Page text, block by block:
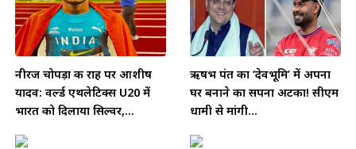
नीरज चोपड़ा की राह पर आशीष
यादव: वर्ल्ड एथलेटिक्स U20 में
भारत को दिलाया सिल्वर,...
ऋषभ पंत का ‘देवभूमि’ में अपना
घर बनाने का सपना अटका! सीएम
धामी से मांगी...